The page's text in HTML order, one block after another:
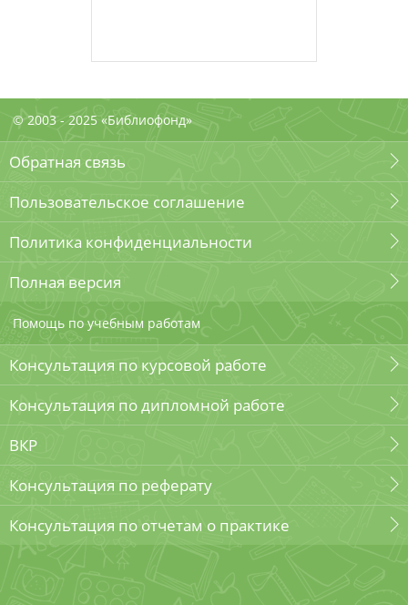
© 2003 - 2025 «Библиофонд»
Обратная связь
Пользовательское соглашение
Политика конфиденциальности
Полная версия
Помощь по учебным работам
Консультация по курсовой работе
Консультация по дипломной работе
ВКР
Консультация по реферату
Консультация по отчетам о практике